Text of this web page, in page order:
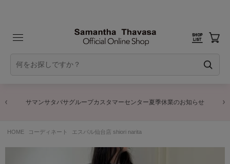
サマンサタバサグループカスタマーセンター夏季休業のお知らせ
HOME コーディネート エスパル仙台店 shiori narita